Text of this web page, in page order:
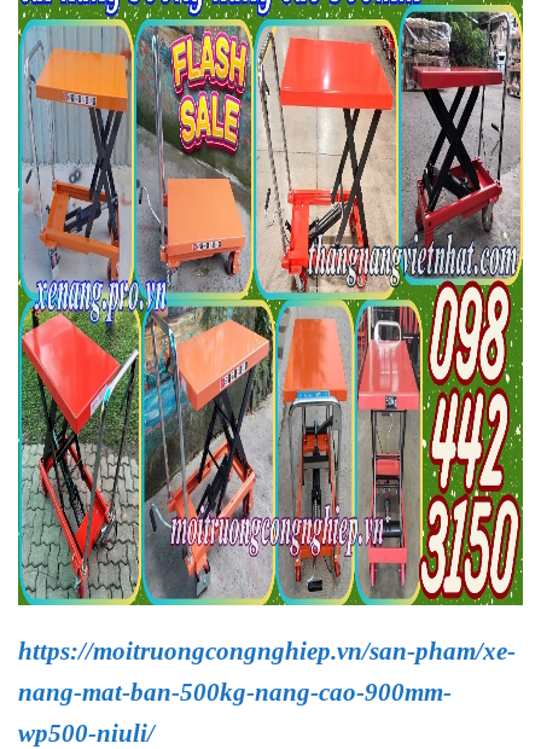
https://moitruongcongnghiep.vn/san-pham/xe-
nang-mat-ban-500kg-nang-cao-900mm-
wp500-niuli/